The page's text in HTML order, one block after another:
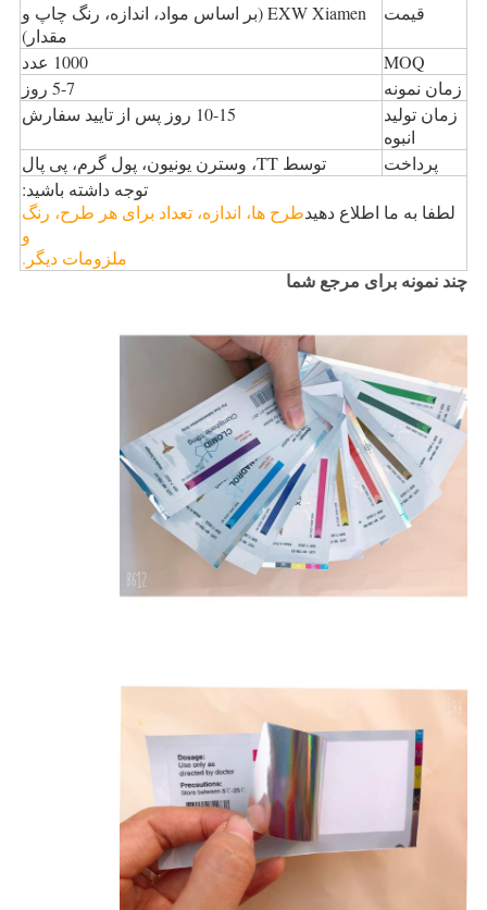
قیمت
EXW Xiamen (بر اساس مواد، اندازه، رنگ چاپ و
مقدار)
MOQ
1000 عدد
زمان نمونه
5-7 روز
زمان تولید
انبوه
10-15 روز پس از تایید سفارش
پرداخت
توسط TT، وسترن یونیون، پول گرم، پی پال
توجه داشته باشید:
لطفا به ما اطلاع دهیدطرح ها، اندازه، تعداد برای هر طرح، رنگ
و
ملزومات دیگر.
چند نمونه برای مرجع شما